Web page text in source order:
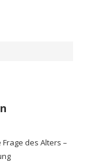
des Alters –